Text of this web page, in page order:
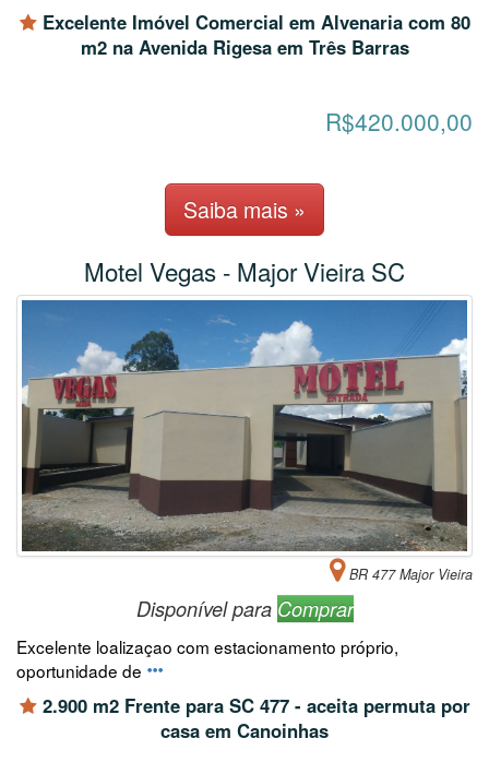
Excelente Imóvel Comercial em Alvenaria com 80
m2 na Avenida Rigesa em Três Barras
R$420.000,00
Saiba mais »
Motel Vegas - Major Vieira SC
BR 477 Major Vieira
Disponível para Comprar
Excelente loalizaçao com estacionamento próprio,
oportunidade de
2.900 m2 Frente para SC 477 - aceita permuta por
casa em Canoinhas